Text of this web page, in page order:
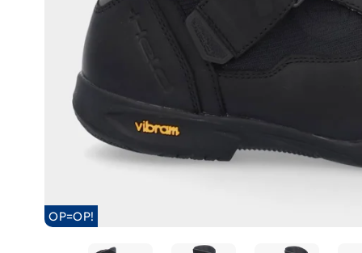
motorhelmen
motorhelmen
Boxer
helmen
OP=OP!